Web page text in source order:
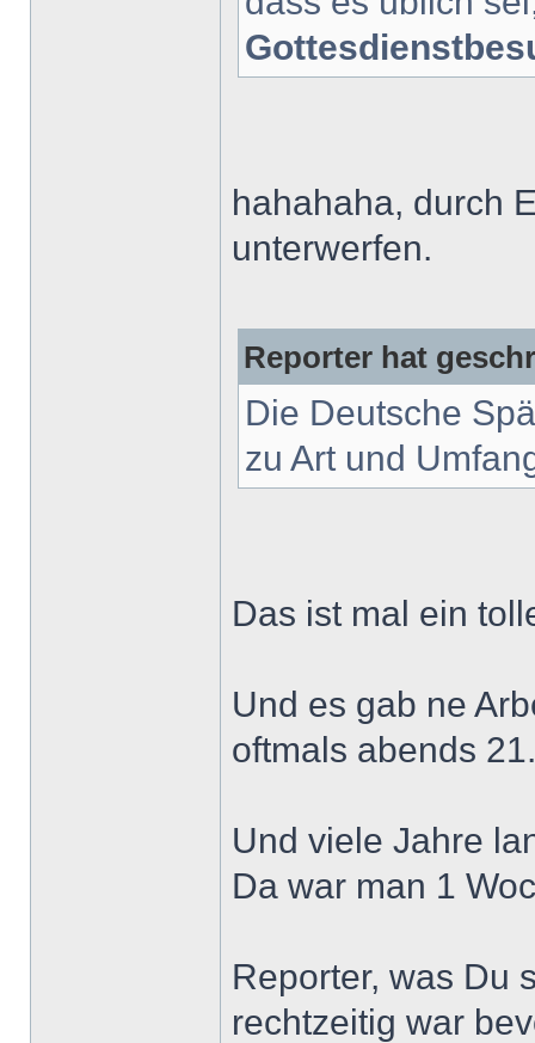
hahahaha, durch
unterwerfen.
Reporter hat
Die Deutsche
zu Art und
Das ist mal ein
Und es gab ne
oftmals abends
Und viele Jahre
Da war man 1
Reporter, was Du
rechtzeitig war